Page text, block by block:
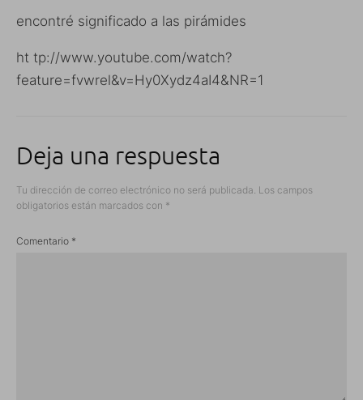
encontré significado a las pirámides
ht tp://www.youtube.com/watch?
feature=fvwrel&v=Hy0Xydz4aI4&NR=1
Deja una respuesta
Tu dirección de correo electrónico no será publicada. Los campos
obligatorios están marcados con *
Comentario *